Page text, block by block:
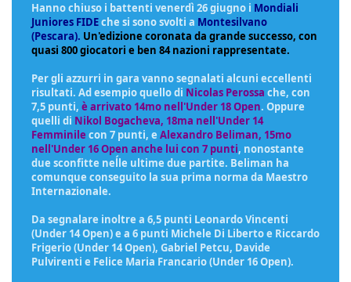
Hanno chiuso i battenti venerdì 26 giugno i Mondiali
Juniores FIDEche si sono svolti a Montesilvano
(Pescara). Un'edizione coronata da grande successo, con
quasi 800 giocatori e ben 84 nazioni rappresentate.
Per gli azzurri in gara vanno segnalati alcuni eccellenti
risultati. Ad esempio quello di Nicolas Perossa che, con
7,5 punti, è arrivato 14mo nell'Under 18 Open. Oppure
quelli di Nikol Bogacheva, 18ma nell'Under 14
Femminile con 7 punti, e Alexandro Beliman, 15mo
nell'Under 16 Open anche lui con 7 punti, nonostante
due sconfitte neĺle ultime due partite. Beliman ha
comunque conseguito la sua prima norma da Maestro
Internazionale.
Da segnalare inoltre a 6,5 punti Leonardo Vincenti
(Under 14 Open) e a 6 punti Michele Di Liberto e Riccardo
Frigerio (Under 14 Open), Gabriel Petcu, Davide
Pulvirenti e Felice Maria Francario (Under 16 Open).